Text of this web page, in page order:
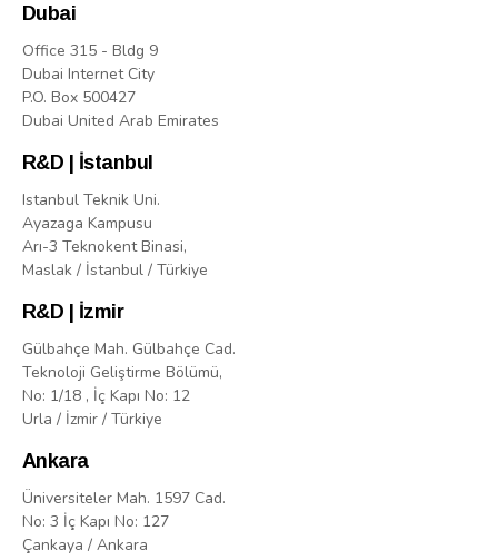
Dubai
Office 315 - Bldg 9
Dubai Internet City
P.O. Box 500427
Dubai United Arab Emirates
R&D | İstanbul
Istanbul Teknik Uni.
Ayazaga Kampusu
Arı-3 Teknokent Binasi,
Maslak / İstanbul / Türkiye
R&D | İzmir
Gülbahçe Mah. Gülbahçe Cad.
Teknoloji Geliştirme Bölümü,
No: 1/18 , İç Kapı No: 12
Urla / İzmir / Türkiye
Ankara
Üniversiteler Mah. 1597 Cad.
No: 3 İç Kapı No: 127
Çankaya / Ankara